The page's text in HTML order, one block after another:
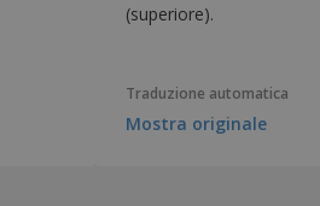
(superiore).
Traduzione automatica
Mostra originale